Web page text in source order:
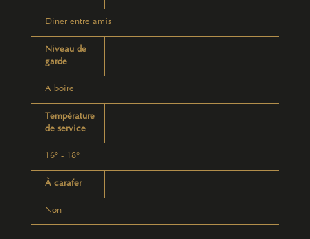
Diner entre amis
Niveau de
garde
A boire
Température
de service
16° - 18°
À carafer
Non